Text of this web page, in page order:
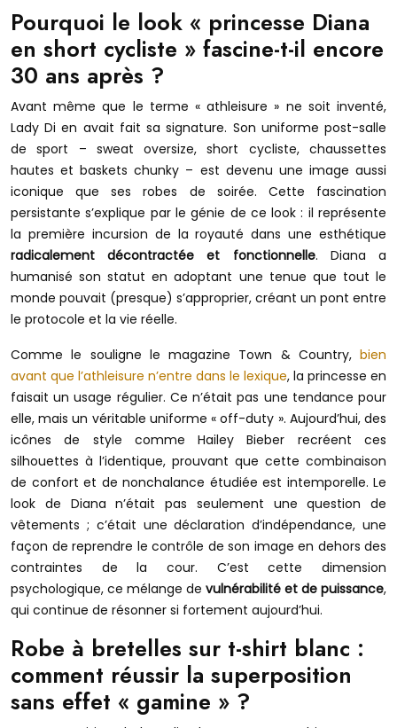
Pourquoi le look « princesse Diana
en short cycliste » fascine-t-il encore
30 ans après ?
Avant même que le terme « athleisure » ne soit inventé,
Lady Di en avait fait sa signature. Son uniforme post-salle
de sport – sweat oversize, short cycliste, chaussettes
hautes et baskets chunky – est devenu une image aussi
iconique que ses robes de soirée. Cette fascination
persistante s’explique par le génie de ce look : il représente
la première incursion de la royauté dans une esthétique
radicalement décontractée et fonctionnelle. Diana a
humanisé son statut en adoptant une tenue que tout le
monde pouvait (presque) s’approprier, créant un pont entre
le protocole et la vie réelle.
Comme le souligne le magazine Town & Country, bien
avant que l’athleisure n’entre dans le lexique, la princesse en
faisait un usage régulier. Ce n’était pas une tendance pour
elle, mais un véritable uniforme « off-duty ». Aujourd’hui, des
icônes de style comme Hailey Bieber recréent ces
silhouettes à l’identique, prouvant que cette combinaison
de confort et de nonchalance étudiée est intemporelle. Le
look de Diana n’était pas seulement une question de
vêtements ; c’était une déclaration d’indépendance, une
façon de reprendre le contrôle de son image en dehors des
contraintes de la cour. C’est cette dimension
psychologique, ce mélange de vulnérabilité et de puissance,
qui continue de résonner si fortement aujourd’hui.
Robe à bretelles sur t-shirt blanc :
comment réussir la superposition
sans effet « gamine » ?